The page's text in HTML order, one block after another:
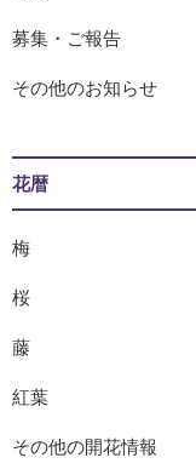
募集・ご報告
その他のお知らせ
花暦
梅
桜
藤
紅葉
その他の開花情報